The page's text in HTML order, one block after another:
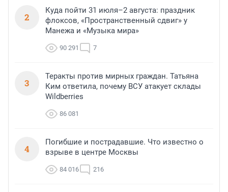
2
Куда пойти 31 июля–2 августа: праздник
флоксов, «Пространственный сдвиг» у
Манежа и «Музыка мира»
90 291 7
3
Теракты против мирных граждан. Татьяна
Ким ответила, почему ВСУ атакует склады
Wildberries
86 081
4
Погибшие и пострадавшие. Что известно о
взрыве в центре Москвы
84 016 216